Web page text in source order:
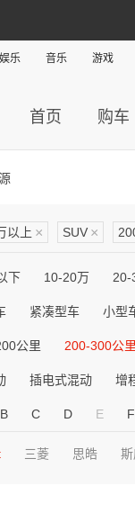
娱乐 音乐 游戏
首页 购车
以上 × SUV ×
下 10-20万 20-
紧凑型车 小型
公里 200-300公里
插电式混动 增
B C D E F
三菱 思皓